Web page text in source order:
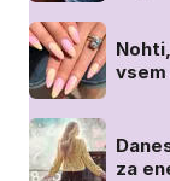
za